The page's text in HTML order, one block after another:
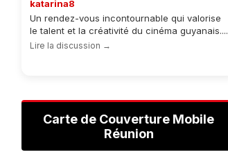
katarina8
Un rendez-vous incontournable qui valorise
le talent et la créativité du cinéma guyanais....
Lire la discussion →
Carte de Couverture Mobile
Réunion